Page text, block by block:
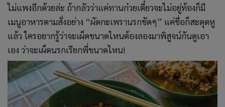
ไม่แพงอีกด้วยล่ะ ถ้ากลัวว่าแค่ทานก๋วยเตี๋ยวจะไม่อยู่ท้องก็มี
เมนูอาหารตามสั่งอย่าง “ผัดกะเพรานรกชัดๆ” แค่ชื่อก็สะดุดหู
แล้ว ใครอยากรู้ว่าจะเผ็ดขนาดไหนต้องลองมาพิสูจน์กันดูเอา
เอง ว่าจะเผ็ดนรกเรียกพี่ขนาดไหน!